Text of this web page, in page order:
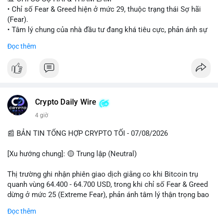
#vlikevn
• Chỉ số Fear & Greed hiện ở mức 29, thuộc trạng thái Sợ hãi
(Fear).
• Tâm lý chung của nhà đầu tư đang khá tiêu cực, phản ánh sự
• CoinGecko Trending: Plume (PLUME), Cash Cat (CASHCAT),
• LunarCrush Trending: Ethereum, Solana, Dogecoin, Polkadot,
Chainlink.
Viettel) và các từ khóa đời sống khác đang chiếm ưu thế.
💬 DÒNG CHẢY TIN TỨC & TRUYỀN THÔNG
năm tù đối với Sam Bankman-Fried (FTX).
• Tin tức vĩ mô: Cảnh báo về tình trạng stagflation (lạm phát
đình trệ) từ dữ liệu PMI của Mỹ; thu nhập của người Mỹ đang
• Tin tức Binance: Binance chuẩn bị nâng cấp dịch vụ giao dịch
Đọc thêm
Crypto Daily Wire
4 giờ
📰 BẢN TIN TỔNG HỢP CRYPTO TỐI - 07/08/2026
[Xu hướng chung]: 🟡 Trung lập (Neutral)
Thị trường ghi nhận phiên giao dịch giằng co khi Bitcoin trụ
quanh vùng 64.400 - 64.700 USD, trong khi chỉ số Fear & Greed
dừng ở mức 25 (Extreme Fear), phản ánh tâm lý thận trọng bao
Đọc thêm